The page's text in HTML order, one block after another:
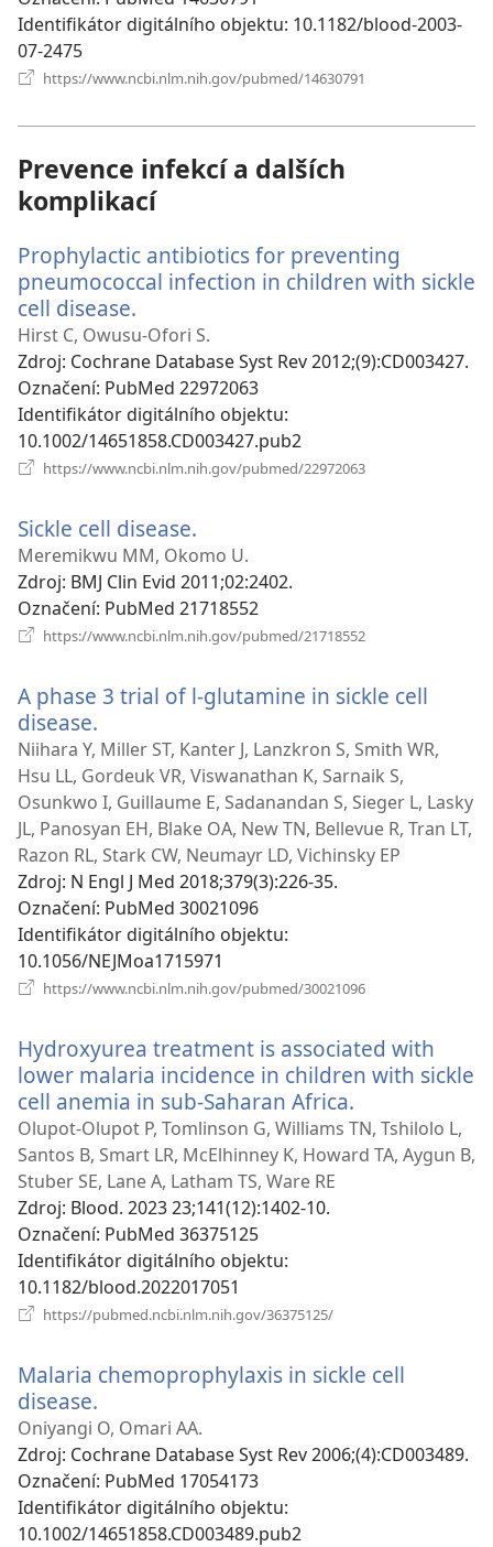
Identifikátor digitálního objektu‎: 10.1182/blood-2003-
07-2475
https://www.ncbi.nlm.nih.gov/pubmed/14630791
Prevence infekcí a dalších
komplikací
Prophylactic antibiotics for preventing
pneumococcal infection in children with sickle
cell disease.
nové
okno)
Hirst C, Owusu-Ofori S.
Zdroj‎: Cochrane Database Syst Rev 2012;(9):CD003427.
Označení‎: PubMed 22972063
Identifikátor digitálního objektu‎:
10.1002/14651858.CD003427.pub2
https://www.ncbi.nlm.nih.gov/pubmed/22972063
Sickle cell disease.
nové
okno)
Meremikwu MM, Okomo U.
Zdroj‎: BMJ Clin Evid 2011;02:2402.
Označení‎: PubMed 21718552
https://www.ncbi.nlm.nih.gov/pubmed/21718552
A phase 3 trial of l-glutamine in sickle cell
disease.
nové
okno)
Niihara Y, Miller ST, Kanter J, Lanzkron S, Smith WR,
Hsu LL, Gordeuk VR, Viswanathan K, Sarnaik S,
Osunkwo I, Guillaume E, Sadanandan S, Sieger L, Lasky
JL, Panosyan EH, Blake OA, New TN, Bellevue R, Tran LT,
Razon RL, Stark CW, Neumayr LD, Vichinsky EP
Zdroj‎: N Engl J Med 2018;379(3):226-35.
Označení‎: PubMed 30021096
Identifikátor digitálního objektu‎:
10.1056/NEJMoa1715971
https://www.ncbi.nlm.nih.gov/pubmed/30021096
Hydroxyurea treatment is associated with
lower malaria incidence in children with sickle
cell anemia in sub-Saharan Africa.
nové
okno)
Olupot-Olupot P, Tomlinson G, Williams TN, Tshilolo L,
Santos B, Smart LR, McElhinney K, Howard TA, Aygun B,
Stuber SE, Lane A, Latham TS, Ware RE
Zdroj‎: Blood. 2023 23;141(12):1402-10.
Označení‎: PubMed 36375125
Identifikátor digitálního objektu‎:
10.1182/blood.2022017051
https://pubmed.ncbi.nlm.nih.gov/36375125/
Malaria chemoprophylaxis in sickle cell
disease.
nové
okno)
Oniyangi O, Omari AA.
Zdroj‎: Cochrane Database Syst Rev 2006;(4):CD003489.
Označení‎: PubMed 17054173
Identifikátor digitálního objektu‎:
10.1002/14651858.CD003489.pub2